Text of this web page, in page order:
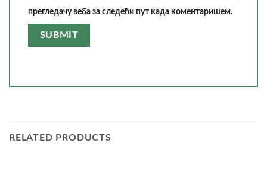
прегледачу веба за следећи пут када коментаришем.
RELATED PRODUCTS